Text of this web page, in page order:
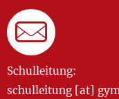
Schulleitung:
schulleitung [at]